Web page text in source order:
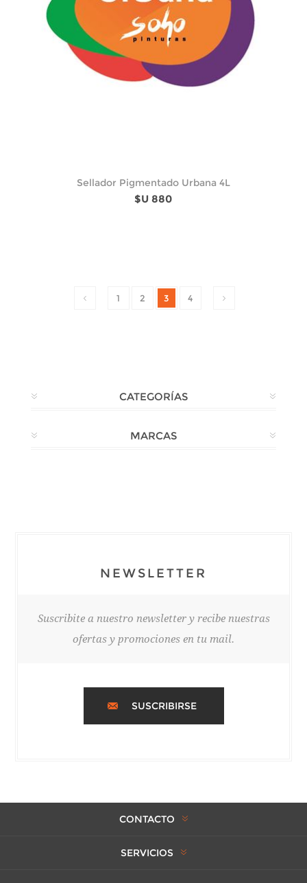
Sellador Pigmentado Urbana 4L
$U 880
1 2 3 4
CATEGORÍAS
MARCAS
NEWSLETTER
Suscribite a nuestro newsletter y recibe nuestras
ofertas y promociones en tu mail.
SUSCRIBIRSE
CONTACTO
SERVICIOS